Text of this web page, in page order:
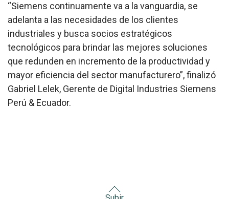
“Siemens continuamente va a la vanguardia, se
adelanta a las necesidades de los clientes
industriales y busca socios estratégicos
tecnológicos para brindar las mejores soluciones
que redunden en incremento de la productividad y
mayor eficiencia del sector manufacturero”, finalizó
Gabriel Lelek, Gerente de Digital Industries Siemens
Perú & Ecuador.